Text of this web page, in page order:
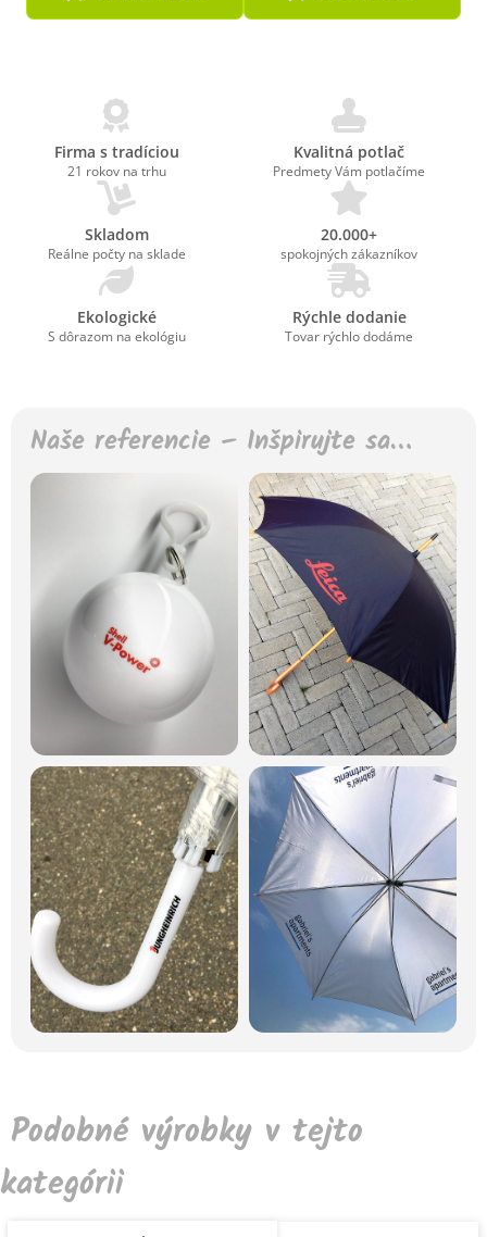
Firma s tradíciou
21 rokov na trhu
Kvalitná potlač
Predmety Vám potlačíme
Skladom
Reálne počty na sklade
20.000+
spokojných zákazníkov
Ekologické
S dôrazom na ekológiu
Rýchle dodanie
Tovar rýchlo dodáme
Naše referencie – Inšpirujte sa…
Podobné výrobky v tejto
kategórii